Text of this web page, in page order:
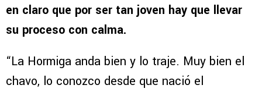
en claro que por ser tan joven hay que llevar
su proceso con calma.
“La Hormiga anda bien y lo traje. Muy bien el
chavo, lo conozco desde que nació el